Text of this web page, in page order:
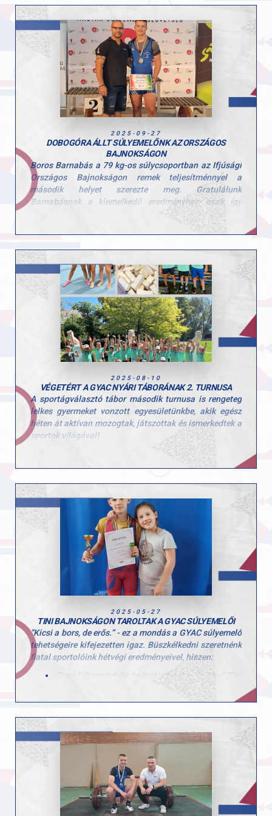
2025-09-27
DOBOGÓRA ÁLLT SÚLYEMELŐNK AZ ORSZÁGOS
BAJNOKSÁGON
Boros Barnabás a 79 kg-os súlycsoportban az Ifjúsági
Országos Bajnokságon remek teljesítménnyel a
második helyet szerezte meg. Gratulálunk
Barnabásnak a kiemelkedő eredményhez, csak így
2025-08-10
VÉGETÉRT A GYAC NYÁRI TÁBORÁNAK 2. TURNUSA
A sportágválasztó tábor második turnusa is rengeteg
lelkes gyermeket vonzott egyesületünkbe, akik egész
héten át aktívan mozogtak, játszottak és ismerkedtek a
sportok világával!
Ezúttal is sok-sok kisgyerek töltötte velünk a hetet, és
öröm volt látni, mennyi kíváncsisággal és energiával
hogy a gyerekek minél több mozgásformát
kipróbálhassanak, és ebben a turnusban is 10
különböző sportággal találkozhattak!
Köszönjük minden edzőnek, segítőnek és szülőnek,
hogy hozzájárultak a hét sikeréhez és természetesen a
gyerekeknek is, hogy ilyen lelkes résztvevői voltak a
2025-05-27
TINI BAJNOKSÁGON TAROLTAK A GYAC SÚLYEMELŐI
“Kicsi a bors, de erős.” - ez a mondás a GYAC súlyemelő
tehetségeire kifejezetten igaz. Büszkélkedni szeretnénk
fiatal sportolóink hétvégi eredményeivel, hiszen:
Dani Lili megvédte bajnoki címét a Ny-Mo-i Tini
Bajnokságon, ahol hibátlan versenyzéssel most
a 36 kg-os súlycsoportban szerezte meg az
Dani Lili sporttársunk technikai kivitelezését felnőtt
versenyzők csodálják. A gyakorlat pontossága,
dinamikája és teljes kivitelezése elképesztő! Lili közel a
saját testsúlyát képes a feje fölé emelni.
Pandur Máté pedig élete első versenyén szuper
technikával 1.helyet és bajnoki címet szerzett a
tatabányai Tini Bajnokságon 36 kg-os